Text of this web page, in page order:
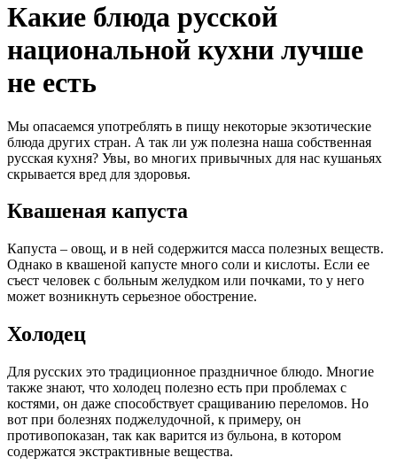
Какие блюда русской
национальной кухни лучше
не есть
Мы опасаемся употреблять в пищу некоторые экзотические
блюда других стран. А так ли уж полезна наша собственная
русская кухня? Увы, во многих привычных для нас кушаньях
скрывается вред для здоровья.
Квашеная капуста
Капуста – овощ, и в ней содержится масса полезных веществ.
Однако в квашеной капусте много соли и кислоты. Если ее
съест человек с больным желудком или почками, то у него
может возникнуть серьезное обострение.
Холодец
Для русских это традиционное праздничное блюдо. Многие
также знают, что холодец полезно есть при проблемах с
костями, он даже способствует сращиванию переломов. Но
вот при болезнях поджелудочной, к примеру, он
противопоказан, так как варится из бульона, в котором
содержатся экстрактивные вещества.